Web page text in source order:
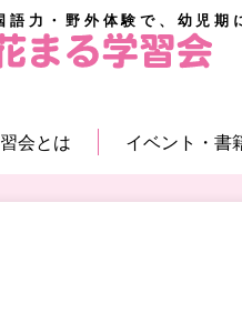
語力・野外体験で、幼児期
会とは イベント・書